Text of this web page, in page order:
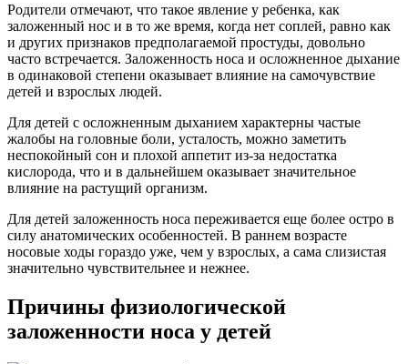
Родители отмечают, что такое явление у ребенка, как
заложенный нос и в то же время, когда нет соплей, равно как
и других признаков предполагаемой простуды, довольно
часто встречается. Заложенность носа и осложненное дыхание
в одинаковой степени оказывает влияние на самочувствие
детей и взрослых людей.
Для детей с осложненным дыханием характерны частые
жалобы на головные боли, усталость, можно заметить
неспокойный сон и плохой аппетит из-за недостатка
кислорода, что и в дальнейшем оказывает значительное
влияние на растущий организм.
Для детей заложенность носа переживается еще более остро в
силу анатомических особенностей. В раннем возрасте
носовые ходы гораздо уже, чем у взрослых, а сама слизистая
значительно чувствительнее и нежнее.
Причины физиологической
заложенности носа у детей